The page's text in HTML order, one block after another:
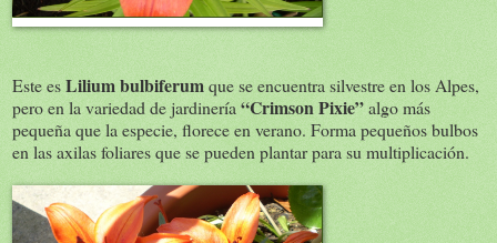
Este esLilium bulbiferumque se encuentra silvestre en los Alpes,
pero en la variedad de jardinería “Crimson Pixie”algo más
pequeña que la especie, florece en verano. Forma pequeños bulbos
en las axilas foliares que se pueden plantar para su multiplicación.